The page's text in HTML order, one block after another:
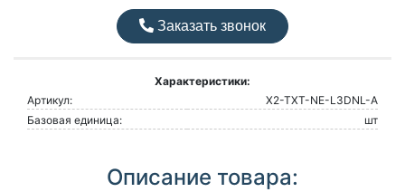
Заказать звонок
Характеристики:
Артикул:
X2-TXT-NE-L3DNL-A
Базовая единица:
шт
Описание товара: